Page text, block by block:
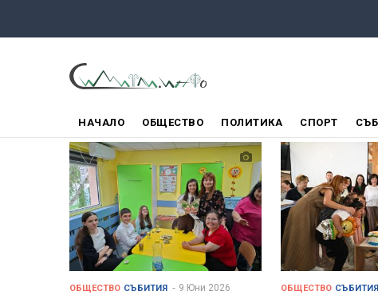
МЕНЮ
НАЧАЛО ОБЩЕСТВО ПОЛИТИКА СПОРТ
ОБЩЕСТВО СЪБИТИЯ 9 Юни 2026 ОБЩЕСТВО СЪБИТИЯ